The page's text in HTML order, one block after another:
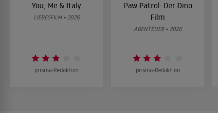
You, Me & Italy
LIEBESFILM • 2026
prisma-Redaktion
Paw Patrol: Der Dino
Film
ABENTEUER • 2026
prisma-Redaktion